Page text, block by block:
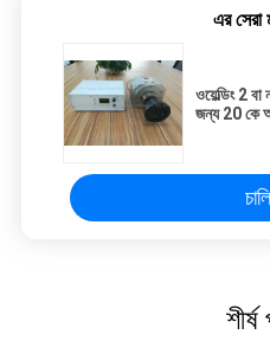
এর সেরা
ওয়েল্ডিং 2
জন্য 20 কে